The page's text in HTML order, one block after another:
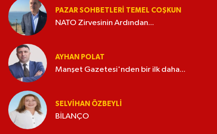
PAZAR SOHBETLERI TEMEL COŞKUN
NATO Zirvesinin Ardından...
AYHAN POLAT
Manşet Gazetesi'nden bir ilk daha...
SELVIHAN ÖZBEYLI
BİLANÇO